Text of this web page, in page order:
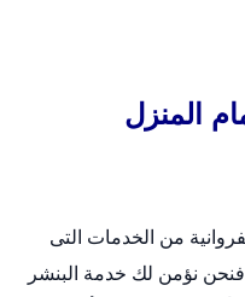
المنزل
من الخدمات التى
فنحن نؤمن لك خدمة البنشر